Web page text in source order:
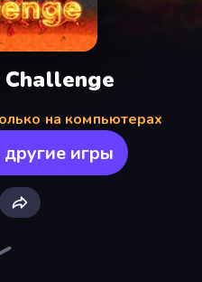
на компьютерах
игры